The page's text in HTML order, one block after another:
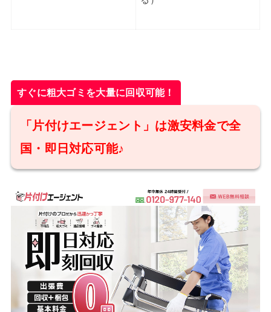
すぐに粗大ゴミを大量に回収可能！
「片付けエージェント」は激安料金で全
国・即日対応可能♪